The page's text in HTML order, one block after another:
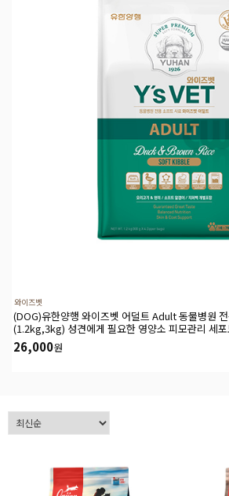
와이즈벳
(DOG)유한양행 와이즈벳 어덜트 Adult 동물병원
(1.2kg,3kg) 성견에게 필요한 영양소 피모관리 세
26,000원